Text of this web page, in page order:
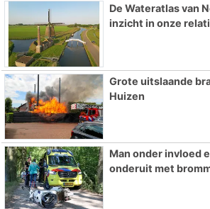
De Wateratlas van
inzicht in onze
Grote uitslaande
Huizen
Man onder invloed
onderuit met